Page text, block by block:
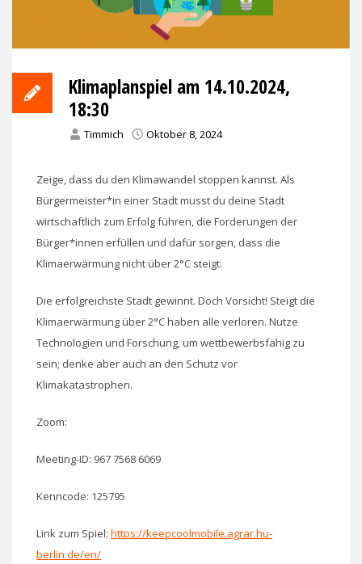
Klimaplanspiel am 14.10.2024,
18:30
Timmich Oktober 8, 2024
Zeige, dass du den Klimawandel stoppen kannst. Als
Bürgermeister*in einer Stadt musst du deine Stadt
wirtschaftlich zum Erfolg führen, die Forderungen der
Bürger*innen erfüllen und dafür sorgen, dass die
Klimaerwärmung nicht über 2°C steigt.
Die erfolgreichste Stadt gewinnt. Doch Vorsicht! Steigt die
Klimaerwärmung über 2°C haben alle verloren. Nutze
Technologien und Forschung, um wettbewerbsfähig zu
sein; denke aber auch an den Schutz vor
Klimakatastrophen.
Zoom:
Meeting-ID: 967 7568 6069
Kenncode: 125795
Link zum Spiel: https://keepcoolmobile.agrar.hu-
berlin.de/en/